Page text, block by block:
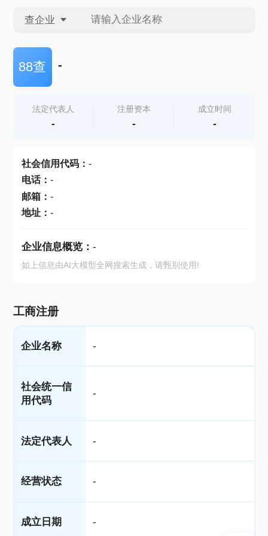
查企业
查企业
查产地
88查 -
法定代表人
-
注册资本
-
成立时间
-
社会信用代码： -
电话： -
邮箱： -
地址： -
企业信息概览： -
如上信息由AI大模型全网搜索生成，请甄别使用!
工商注册
企业名称 -
社会统一信
用代码
-
法定代表人 -
经营状态 -
成立日期 -